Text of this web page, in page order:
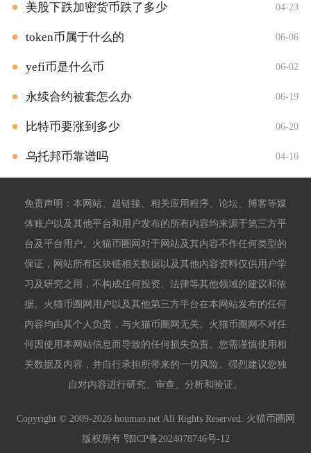
美股下跌加密货币跌了多少 04-23
token币属于什么的 06-06
yefi币是什么币 06-02
永续合约被套怎么办 06-19
比特币要涨到多少 06-20
乌托邦币靠谱吗 04-16
免责声明：本网站、超链接、相关应用程序、论坛、博客等媒
体账户以及其他平台和用户发布的所有内容均来源于第三方平
台及平台用户。火猫币圈网对于网站及其内容不作任何类型的
保证，网站所有区块链相关数据以及其他内容资料仅供用户学
习及研究之用，不构成任何投资、法律等其他领域的建议和依
据。火猫币圈网用户以及其他第三方平台在本网站发布的任何
内容均由其个人负责，与火猫币圈网无关。火猫币圈网不对任
何因使用本网站信息而导致的任何损失负责。您需谨慎使用相
关数据及内容，并自行承担所带来的一切风险。强烈建议您独
自对内容进行研究、审查、分析和验证。
Copyright © 2009-2026 houmao.net All Rights Reserved. 火猫币圈网
版权所有 鄂ICP备2024078746号-12